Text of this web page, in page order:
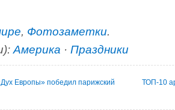
, Фотозаметки.
Америка · Праздники
Европы» победил парижский
ТОП-10